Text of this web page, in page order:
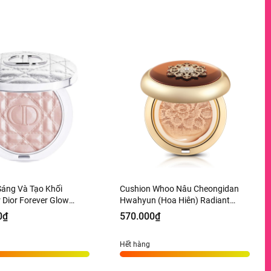
Và Tạo Khối
Forever Glow
03 Pink Halo - 6g
US
Cushion Whoo Nâu Cheongidan
Hwahyun (Hoa Hiên) Radiant
Essence Tone 21 - 15g
570.000₫
Hết hàng